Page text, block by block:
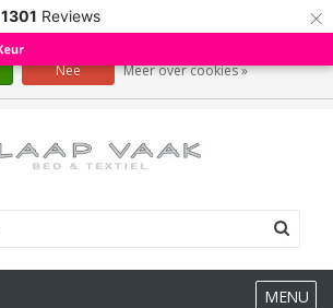
1301 Reviews ×
MENU
om onze website te verbeteren. Is dat akkoord?
Nee Meer over cookies »